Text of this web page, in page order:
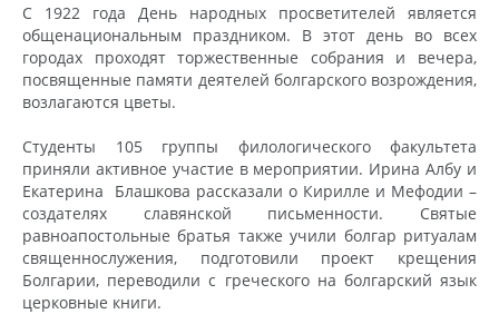
С 1922 года День народных просветителей является
общенациональным праздником. В этот день во всех
городах проходят торжественные собрания и вечера,
посвященные памяти деятелей болгарского возрождения,
возлагаются цветы.
Студенты 105 группы филологического факультета
приняли активное участие в мероприятии. Ирина Албу и
Екатерина Блашкова рассказали о Кирилле и Мефодии –
создателях славянской письменности. Святые
равноапостольные братья также учили болгар ритуалам
священнослужения, подготовили проект крещения
Болгарии, переводили с греческого на болгарский язык
церковные книги.